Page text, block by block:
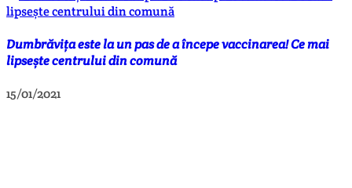
Dumbrăvița este la un pas de a începe vaccinarea! Ce mai
lipsește centrului din comună
15/01/2021